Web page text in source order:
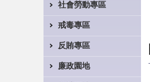
社會勞動專區
戒毒專區
反賄專區
廉政園地